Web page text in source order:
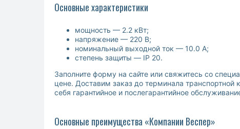
Основные характеристики
мощность — 2.2 кВт;
напряжение — 220 В;
номинальный выходной ток — 10.0 А;
степень защиты — IP 20.
Заполните форму на сайте или свяжитесь со
цене. Доставим заказ до терминала
себя гарантийное и послегарантийное
Основные преимущества «Компании Веспер»